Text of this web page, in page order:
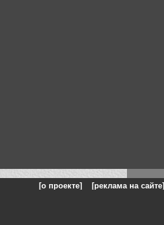
[о проекте] [реклама на сайте]